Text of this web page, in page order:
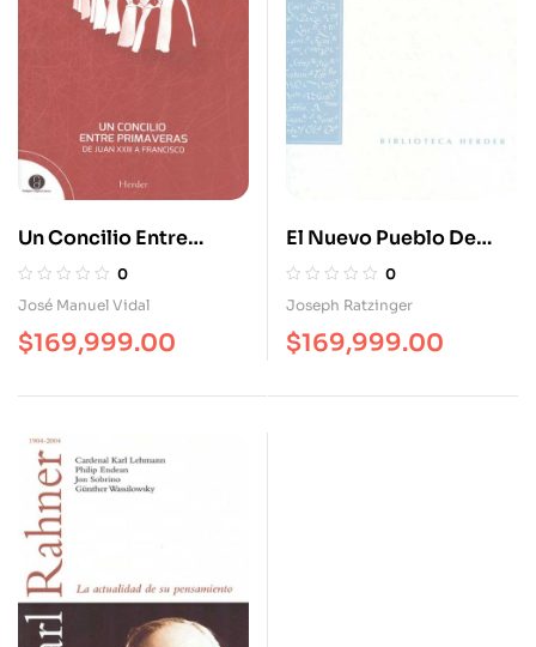
Un Concilio Entre
Primaveras. De Juan
XXIII A Francisco
0
José Manuel Vidal
$169,999.00
El Nuevo Pueblo De
Dios
0
Joseph Ratzinger
$169,999.00